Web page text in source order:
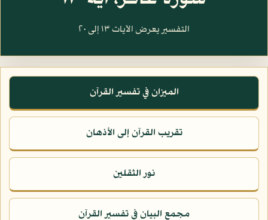
التفسير يعرض الآيات ١٣ إلى ٢٠
الميزان في تفسير القرآن
تقريب القرآن إلى الأذهان
نور الثقلين
مجمع البيان في تفسير القرآن